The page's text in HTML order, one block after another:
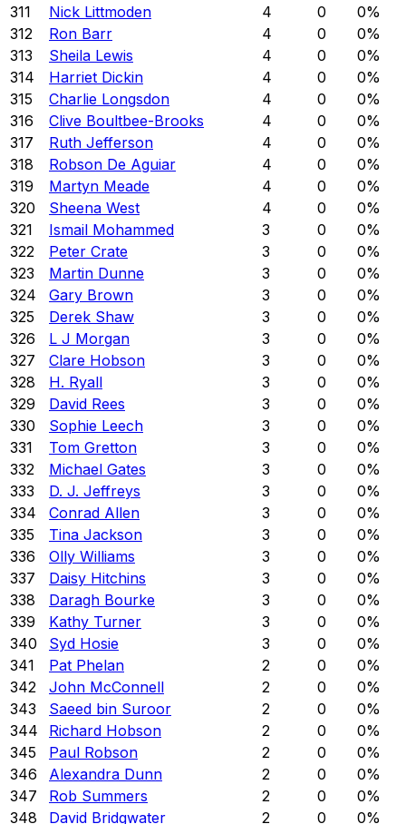
311
Nick Littmoden 4 0 0%
312
Ron Barr 4 0 0%
313
Sheila Lewis 4 0 0%
314
Harriet Dickin 4 0 0%
315
Charlie Longsdon 4 0 0%
316
Clive Boultbee-Brooks 4 0 0%
317
Ruth Jefferson 4 0 0%
318
Robson De Aguiar 4 0 0%
319
Martyn Meade 4 0 0%
320
Sheena West 4 0 0%
321
Ismail Mohammed 3 0 0%
322
Peter Crate 3 0 0%
323
Martin Dunne 3 0 0%
324
Gary Brown 3 0 0%
325
Derek Shaw 3 0 0%
326
L J Morgan 3 0 0%
327
Clare Hobson 3 0 0%
328
H. Ryall 3 0 0%
329
David Rees 3 0 0%
330
Sophie Leech 3 0 0%
331
Tom Gretton 3 0 0%
332
Michael Gates 3 0 0%
333
D. J. Jeffreys 3 0 0%
334
Conrad Allen 3 0 0%
335
Tina Jackson 3 0 0%
336
Olly Williams 3 0 0%
337
Daisy Hitchins 3 0 0%
338
Daragh Bourke 3 0 0%
339
Kathy Turner 3 0 0%
340
Syd Hosie 3 0 0%
341
Pat Phelan 2 0 0%
342
John McConnell 2 0 0%
343
Saeed bin Suroor 2 0 0%
344
Richard Hobson 2 0 0%
345
Paul Robson 2 0 0%
346
Alexandra Dunn 2 0 0%
347
Rob Summers 2 0 0%
348
David Bridgwater 2 0 0%